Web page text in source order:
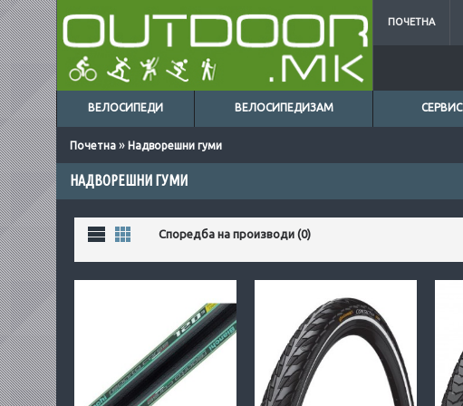
ПОЧЕТНА
ВЕЛОСИПЕДИ ВЕЛОСИПЕДИЗАМ СЕРВИС
Почетна » Надворешни гуми
НАДВОРЕШНИ ГУМИ
ЛистаТабела Споредба на производи (0)